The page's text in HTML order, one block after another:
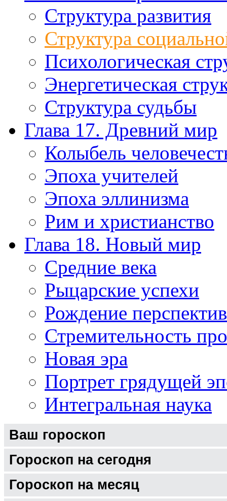
Структура развития
Структура
Психологическая
Энергетическая
Структура судьбы
Глава 17. Древний мир
Колыбель
Эпоха учителей
Эпоха эллинизма
Рим и христианство
Глава 18. Новый мир
Средние века
Рыцарские успехи
Рождение
Стремительность
Новая эра
Портрет грядущей
Интегральная наука
Ваш гороскоп
Гороскоп на сегодня
Гороскоп на месяц